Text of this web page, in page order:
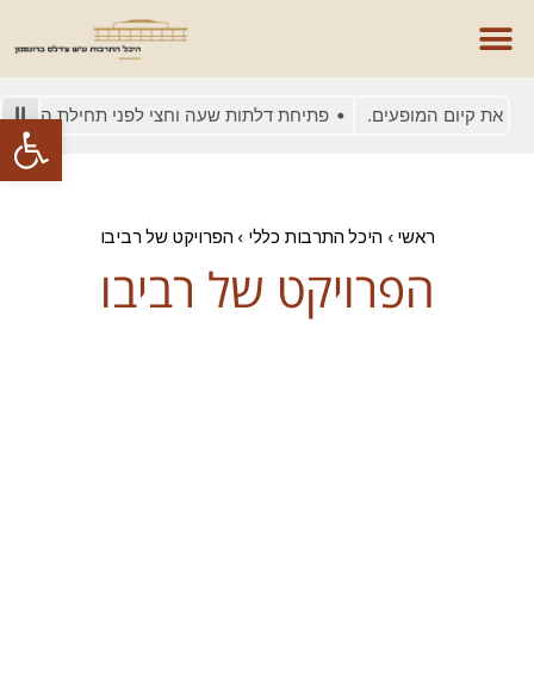
פתח את קיום המופעים. פתיחת דלתות שעה וחצי לפני תחילת המופע
ראשי › היכל התרבות כללי › הפרויקט של רביבו
הפרויקט של רביבו